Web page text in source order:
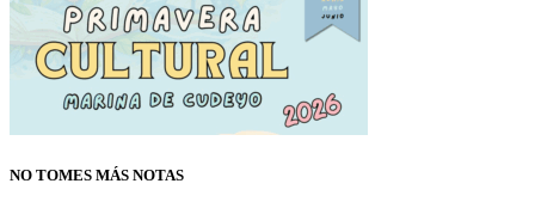
NO TOMES MÁS NOTAS